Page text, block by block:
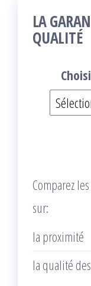
LA
QUALITÉ
Comparez
sur:
la proximité
la qualité